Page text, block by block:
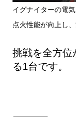
イグナイターの電
点火性能が向上し
挑戦を全方位
る1台です。